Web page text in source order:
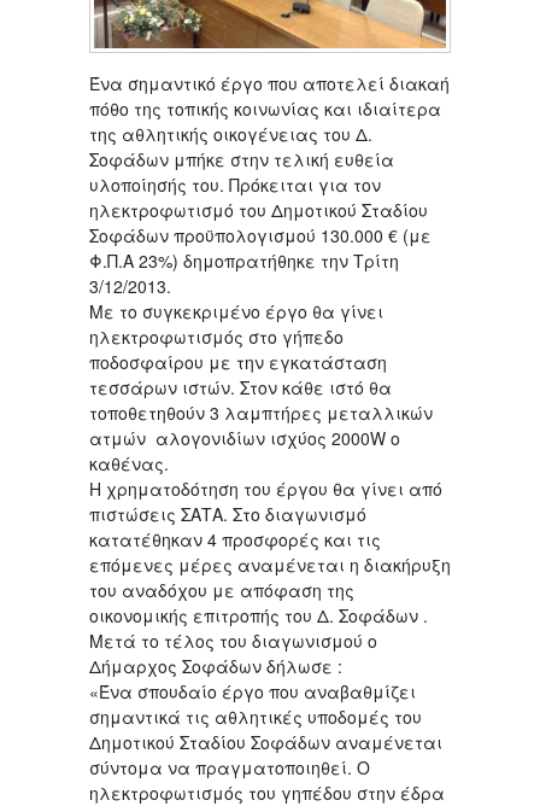
Ένα σημαντικό έργο που αποτελεί διακαή
πόθο της τοπικής κοινωνίας και ιδιαίτερα
της αθλητικής οικογένειας του Δ.
Σοφάδων μπήκε στην τελική ευθεία
υλοποίησής του. Πρόκειται για τον
ηλεκτροφωτισμό του Δημοτικού Σταδίου
Σοφάδων προϋπολογισμού 130.000 € (με
Φ.Π.Α 23%) δημοπρατήθηκε την Τρίτη
3/12/2013.
Με το συγκεκριμένο έργο θα γίνει
ηλεκτροφωτισμός στο γήπεδο
ποδοσφαίρου με την εγκατάσταση
τεσσάρων ιστών. Στον κάθε ιστό θα
τοποθετηθούν 3 λαμπτήρες μεταλλικών
ατμών αλογονιδίων ισχύος 2000W ο
καθένας.
Η χρηματοδότηση του έργου θα γίνει από
πιστώσεις ΣΑΤΑ. Στο διαγωνισμό
κατατέθηκαν 4 προσφορές και τις
επόμενες μέρες αναμένεται η διακήρυξη
του αναδόχου με απόφαση της
οικονομικής επιτροπής του Δ. Σοφάδων .
Μετά το τέλος του διαγωνισμού ο
Δήμαρχος Σοφάδων δήλωσε :
«Ένα σπουδαίο έργο που αναβαθμίζει
σημαντικά τις αθλητικές υποδομές του
Δημοτικού Σταδίου Σοφάδων αναμένεται
σύντομα να πραγματοποιηθεί. Ο
ηλεκτροφωτισμός του γηπέδου στην έδρα